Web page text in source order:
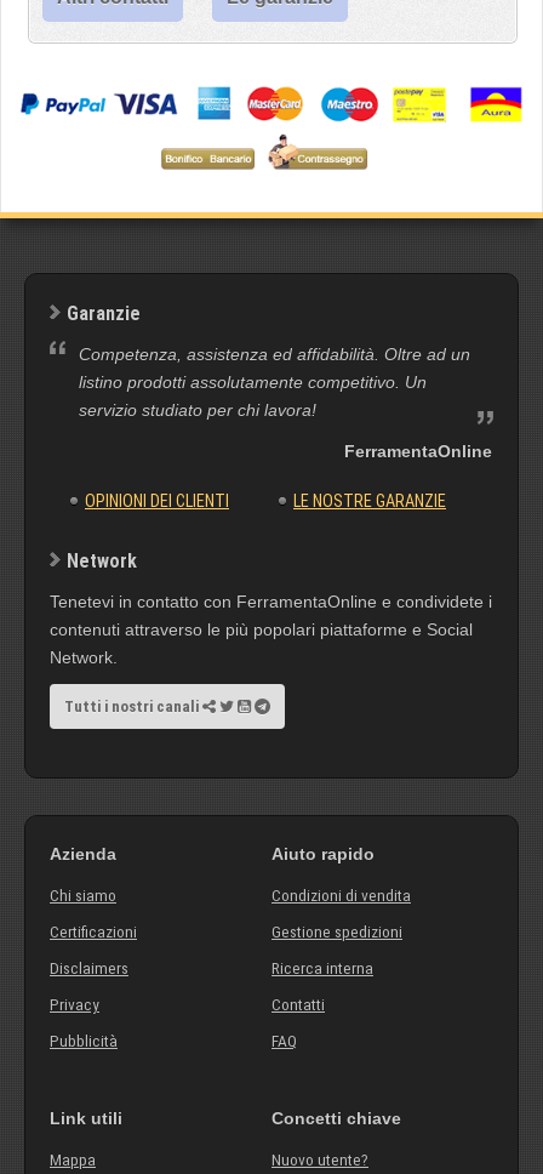
Garanzie
Competenza, assistenza ed affidabilità. Oltre ad un
listino prodotti assolutamente competitivo. Un
servizio studiato per chi lavora!
FerramentaOnline
OPINIONI DEI CLIENTI LE NOSTRE GARANZIE
Network
Tenetevi in contatto con FerramentaOnline e condividete i
contenuti attraverso le più popolari piattaforme e Social
Network.
Tutti i nostri canali
Azienda
Chi siamo
Certificazioni
Disclaimers
Privacy
Pubblicità
Aiuto rapido
Condizioni di vendita
Gestione spedizioni
Ricerca interna
Contatti
FAQ
Link utili
Mappa
Concetti chiave
Nuovo utente?